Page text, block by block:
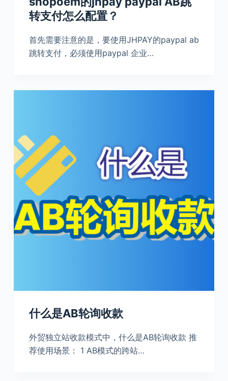
转支付怎么配置？
首先需要注意的是，要使用JHPAY的paypal ab
跳转支付，必须使用paypal 企业…
什么是AB轮询收款
外贸独立站收款模式中，什么是AB轮询收款 推
荐使用场景： 1 AB模式的跨站…